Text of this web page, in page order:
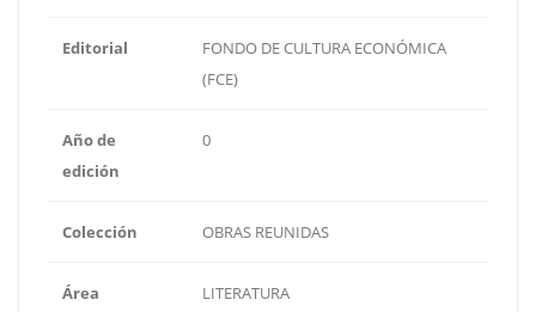
Editorial
FONDO DE CULTURA ECONÓMICA
(FCE)
Año de
edición
0
Colección OBRAS REUNIDAS
Área
LITERATURA